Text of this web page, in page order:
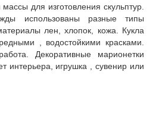
для изготовления скульптур.
использованы разные типы
лен, хлопок, кожа. Кукла
, водостойкими красками.
Декоративные марионетки
интерьера, игрушка , сувенир или